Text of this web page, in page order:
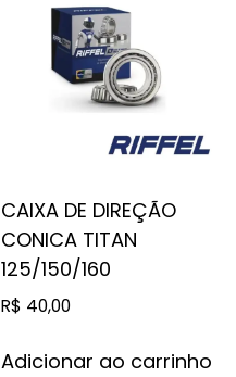
CAIXA DE DIREÇÃO
CONICA TITAN
125/150/160
R$ 40,00
Adicionar ao carrinho